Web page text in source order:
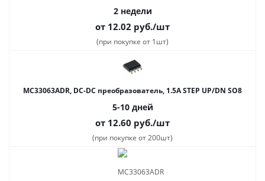
2 недели
от 12.02 руб./шт
(при покупке от 1шт)
MC33063ADR, DC-DC преобразователь, 1.5A STEP UP/DN SO8
5-10 дней
от 12.60 руб./шт
(при покупке от 200шт)